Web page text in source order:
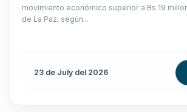
movimiento económico superior a Bs 19
de La Paz, según...
23 de July del 2026